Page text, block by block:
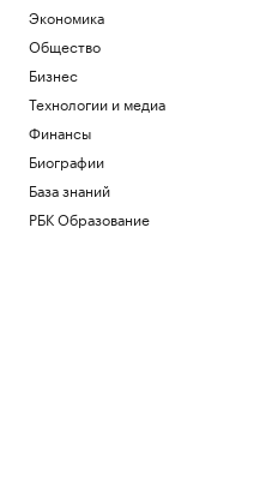
Экономика
Общество
Бизнес
Технологии и медиа
Финансы
Биографии
База знаний
РБК Образование